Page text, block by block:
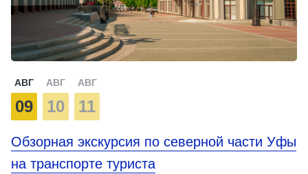
АВГ
09
АВГ
10
АВГ
11
Обзорная экскурсия по северной части Уфы
на транспорте туриста